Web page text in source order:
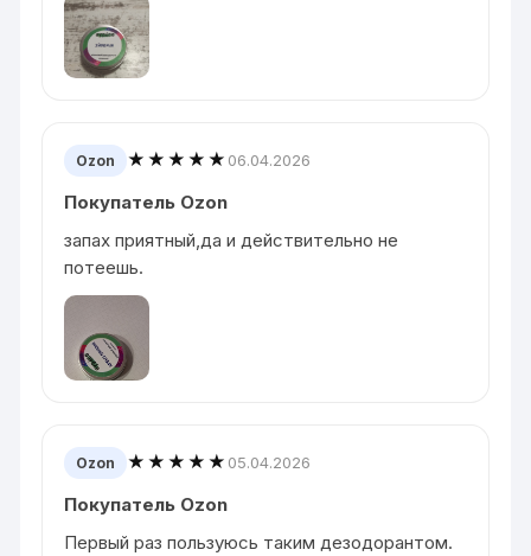
Ozon ★★★★★ 06.04.2026
Покупатель Ozon
запах приятный,да и действительно не
потеешь.
Ozon ★★★★★ 05.04.2026
Покупатель Ozon
Первый раз пользуюсь таким дезодорантом.